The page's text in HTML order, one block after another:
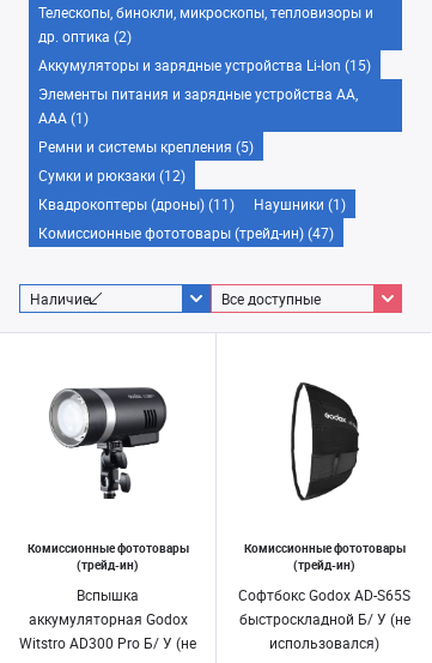
Телескопы, бинокли, микроскопы, тепловизоры и
др. оптика (2)
Аккумуляторы и зарядные устройства Li-Ion (15)
Элементы питания и зарядные устройства AA,
AAA (1)
Ремни и системы крепления (5)
Сумки и рюкзаки (12)
Квадрокоптеры (дроны) (11)
Наушники (1)
Комиссионные фототовары (трейд-ин) (47)
Наличие Все доступные
Комиссионные фототовары
(трейд-ин)
Вспышка
аккумуляторная Godox
Witstro AD300 Pro Б/ У (не
Комиссионные фототовары
(трейд-ин)
Софтбокс Godox AD-S65S
быстроскладной Б/ У (не
использовался)